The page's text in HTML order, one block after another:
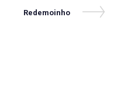
Next
Redemoinho